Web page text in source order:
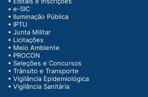
• e-SIC
• Iluminação Pública
• IPTU
• Junta Militar
• Licitações
• Meio Ambiente
• PROCON
• Seleções e Concursos
• Trânsito e Transporte
• Vigilância Epidemiológica
• Vigilância Sanitária